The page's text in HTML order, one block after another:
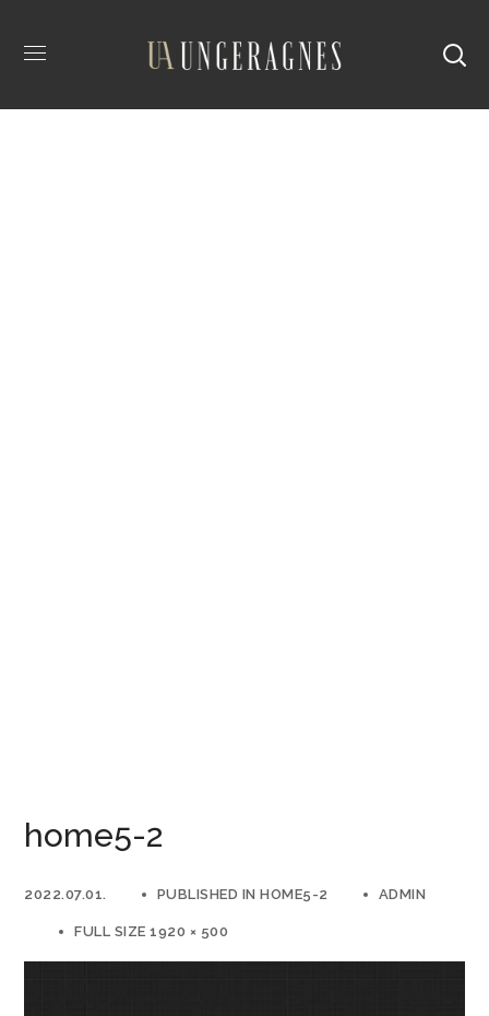
home5-2
2022.07.01. PUBLISHED INHOME5-2 ADMIN
FULL SIZE 1920 × 500